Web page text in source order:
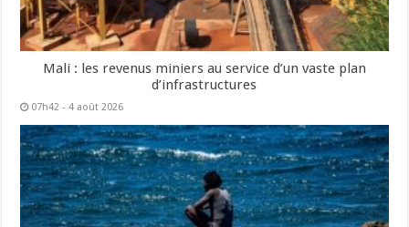
Mali : les revenus miniers au service d’un vaste plan
d’infrastructures
07h42 - 4 août 2026